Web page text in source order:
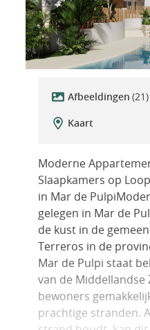
Afbeeldingen (21)
Kaart
Moderne
Slaapkamers op
in Mar de
gelegen in Mar de
de kust in de
Terreros in de
Mar de Pulpi staat
van de Middellandse
bewoners
prachtige stranden.